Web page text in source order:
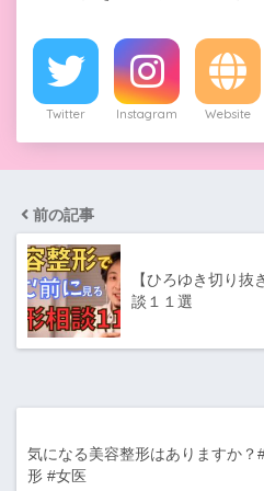
Twitter Instagram Website
前の記事
【ひろゆき切り
談１１選
気になる美容整形はありますか？
形 #女医